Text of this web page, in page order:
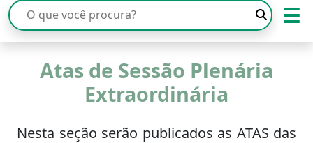
☰
Atas de Sessão Plenária
Extraordinária
Nesta seção serão publicados as ATAS das